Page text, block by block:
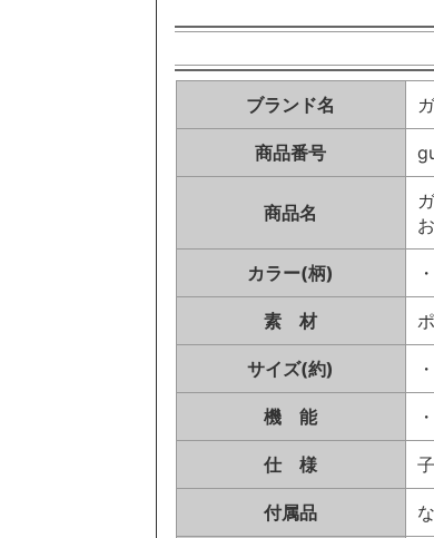
ブランド名
商品番号
商品名
カラー(柄)
素 材
サイズ(約)
機 能
仕 様
付属品